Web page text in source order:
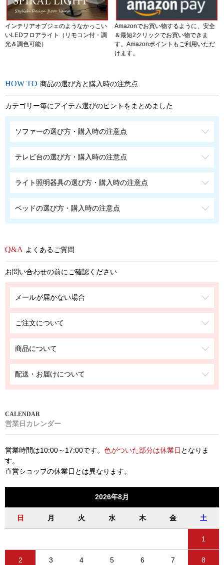
インテリアオブジェのようなかっこい
いLEDフロアライト（リモコン付・調
光＆調色可能）
Amazonでお買い物するように、安全
＆最短2クリックでお買い物できま
す。Amazonポイントもご利用いただ
けます。
商品の選び方と購入時の注意点
カテゴリー毎にアイテム選びのヒントをまとめました
ソファーの選び方・購入時の注意点
テレビ台の選び方・購入時の注意点
ライト照明器具の選び方・購入時の注意点
ベッドの選び方・購入時の注意点
よくあるご質問
お問い合わせの前にご確認ください
メールが届かない場合
ご注文について
商品について
配送・お届けについて
営業日カレンダー
営業時間は10:00～17:00です。 色がついた部分は休業日 となりま
す。
直営ショップの休業日とは異なります。
2026年8月
日 月 火 水 木 金 土
1
2 3 4 5 6 7 8